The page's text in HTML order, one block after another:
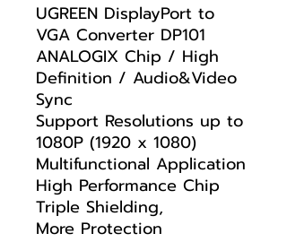
UGREEN DisplayPort to
VGA Converter DP101
ANALOGIX Chip / High
Definition / Audio&Video
Sync
Support Resolutions up to
1080P (1920 x 1080)
Multifunctional Application
High Performance Chip
Triple Shielding,
More Protection